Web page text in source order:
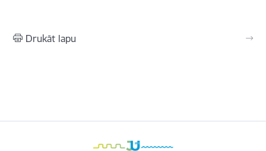
Drukāt lapu